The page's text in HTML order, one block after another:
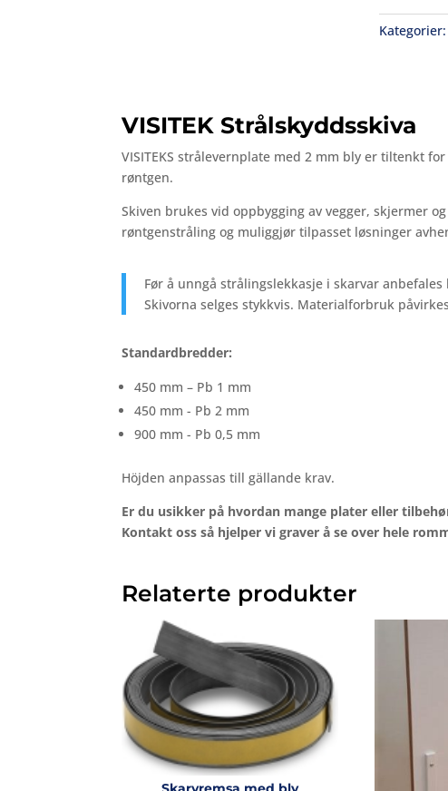
Kategorier:
VISITEK Strålskyddsskiva
VISITEKSstrålevernplate med 2 mm blyertiltenktfor
røntgen.
Skiven brukesvidoppbyggingavvegger,skjermer
røntgenstrålingog muliggjørtilpasset løsninger
Førå unngåstrålingslekkasje iskarvaranbefales
Skivornaselgesstykkvis. Materialforbruk
Standardbredder:
450 mm – Pb 1 mm
450 mm - Pb 2 mm
900 mm - Pb 0,5 mm
Höjden anpassas till gällande krav.
Erdu usikker på hvordan mange platereller
Kontaktossså hjelpervigraveråseover hele
Relaterte produkter